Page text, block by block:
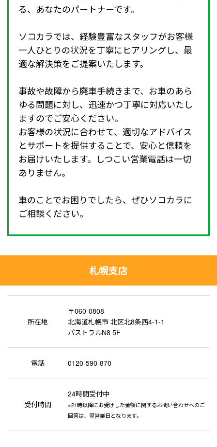
る、あなたのパートナーです。
ソコカラでは、経験豊富なスタッフがお客様
一人ひとりの状況を丁寧にヒアリングし、最
適な解決策をご提案いたします。
事故や故障から廃車手続きまで、お車のあら
ゆる問題に対し、迅速かつ丁寧に対応いたし
ますのでご安心ください。
お客様の状況に合わせて、適切なアドバイス
とサポートを提供することで、安心と信頼を
お届けいたします。しつこい営業電話は一切
ありません。
車のことでお困りでしたら、ぜひソコカラに
ご相談ください。
札幌支店
所在地
〒060-0808
北海道札幌市 北区北8条西4-1-1
パストラルN8 5F
電話 0120-590-870
受付時間
24時間受付中
※21時以降にお受けした金額に関するお問い合わせへのご
回答は、翌営業日となります。